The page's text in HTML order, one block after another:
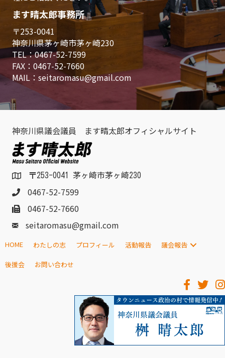
ます晴太郎事務所
〒253-0041
神奈川県茅ヶ崎市茅ヶ崎230
TEL：0467-52-7599
FAX：0467-52-7660
MAIL： seitaromasu@gmail.com
神奈川県議会議員 ます晴太郎オフィシャルサイト
〒253-0041 茅ヶ崎市茅ヶ崎230
0467-52-7599
0467-52-7660
seitaromasu@gmail.com
HOME わたしの志 プロフィール 活動報告 議会報告
後援会 お問い合わせ